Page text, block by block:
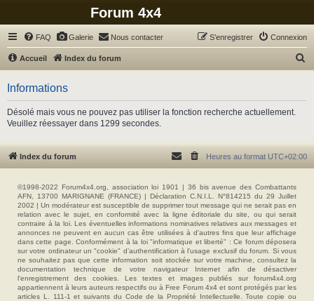
Forum 4x4
FAQ Galerie Nous contacter Connexion
S’enregistrer
Accueil Index du forum
c
Informations
Désolé mais vous ne pouvez pas utiliser la fonction recherche actuellement.
Veuillez réessayer dans 1299 secondes.
Index du forum Heures au format UTC+02:00
©1998-2022 Forum4x4.org, association loi 1901 | 36 bis avenue des Combattants
AFN, 13700 MARIGNANE (FRANCE) | Déclaration C.N.I.L. N°814215 du 29 Juillet
2002 | Un modérateur est susceptible de supprimer tout message qui ne serait pas en
relation avec le sujet, en conformité avec la ligne éditoriale du site, ou qui serait
contraire à la loi. Les éventuelles informations nominatives relatives aux messages et
annonces ne peuvent en aucun cas être utilisées à d'autres fins que leur affichage
dans cette page. Conformément à la loi "informatique et liberté" : Ce forum déposera
sur votre ordinateur un "cookie" d’authentification à l'usage exclusif du forum. Si vous
ne souhaitez pas que cette information soit stockée sur votre machine, consultez la
documentation technique de votre navigateur Internet afin de désactiver
l'enregistrement des cookies. Les textes et images publiés sur forum4x4.org
appartiennent à leurs auteurs respectifs ou à Free Forum 4x4 et sont protégés par les
articles L. 111-1 et suivants du Code de la Propriété Intellectuelle. Toute copie ou